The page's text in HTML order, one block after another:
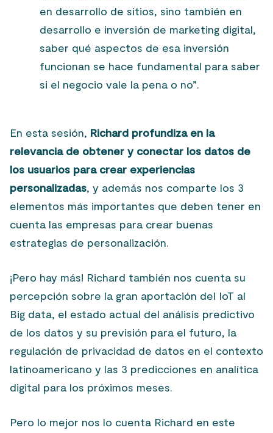
en desarrollo de sitios, sino también en
desarrollo e inversión de marketing digital,
saber qué aspectos de esa inversión
funcionan se hace fundamental para saber
si el negocio vale la pena o no”.
En esta sesión, Richard profundiza en la
relevancia de obtener y conectar los datos de
los usuarios para crear experiencias
personalizadas, y además nos comparte los 3
elementos más importantes que deben tener en
cuenta las empresas para crear buenas
estrategias de personalización.
¡Pero hay más! Richard también nos cuenta su
percepción sobre la gran aportación del IoT al
Big data, el estado actual del análisis predictivo
de los datos y su previsión para el futuro, la
regulación de privacidad de datos en el contexto
latinoamericano y las 3 predicciones en analítica
digital para los próximos meses.
Pero lo mejor nos lo cuenta Richard en este